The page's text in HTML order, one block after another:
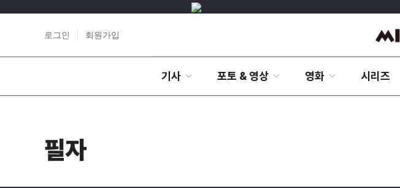
로그인 회원가입
기사 포토 & 영상 영화 시리즈
필자